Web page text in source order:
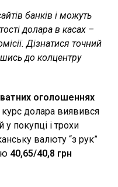
банків і можуть
долара в касах –
Дізнатися точний
до колцентру
оголошеннях
курс долара виявився
покупці і трохи
валюту “з рук”
40,65/40,8 грн